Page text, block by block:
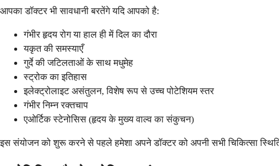
आपका डॉक्टर भी सावधानी बरतेंगे यदि आपको है:
गंभीर हृदय रोग या हाल ही में दिल का दौरा
यकृत की समस्याएँ
गुर्दे की जटिलताओं के साथ मधुमेह
स्ट्रोक का इतिहास
इलेक्ट्रोलाइट असंतुलन, विशेष रूप से उच्च पोटेशियम स्तर
गंभीर निम्न रक्तचाप
एओर्टिक स्टेनोसिस (हृदय के मुख्य वाल्व का संकुचन)
इस संयोजन को शुरू करने से पहले हमेशा अपने डॉक्टर को अपनी सभी चिकित्सा